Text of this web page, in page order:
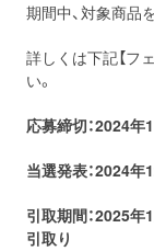
期間中、対象商品
詳しくは下記【フ
い。
応募締切：2024年
当選発表：2024年
引取期間：2025年
引取り